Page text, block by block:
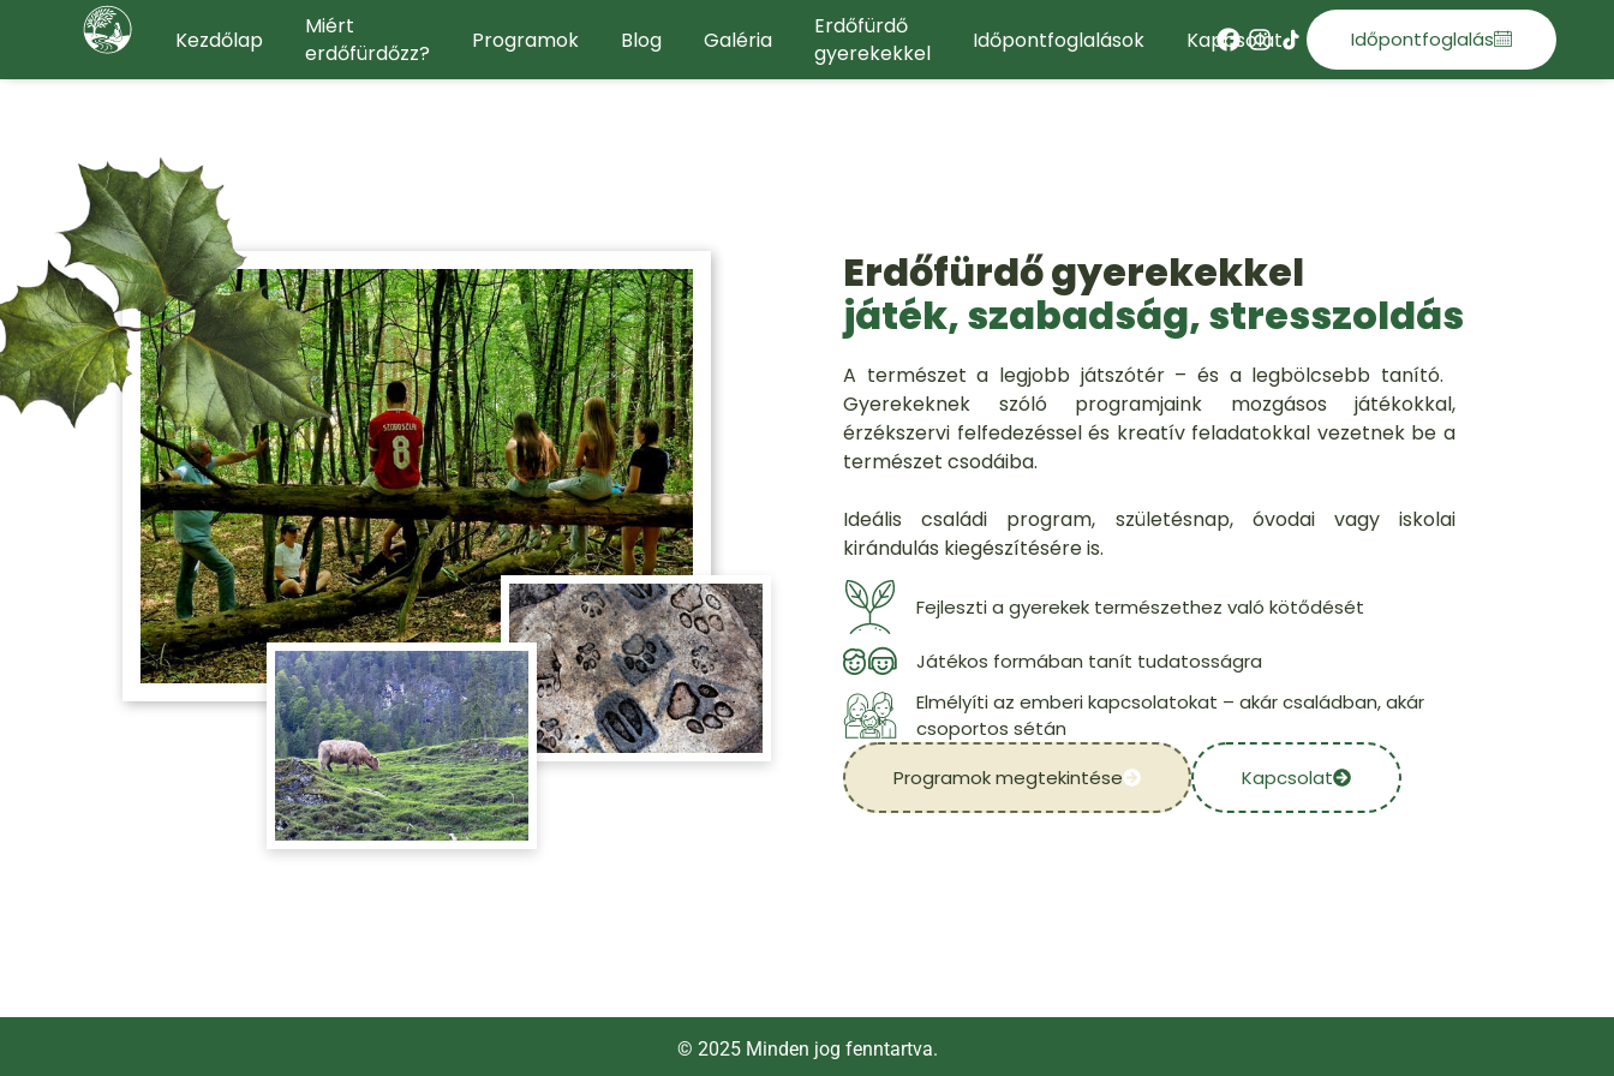
Kezdőlap
Miért
erdőfürdőzz?
Programok Blog Galéria
Erdőfürdő
gyerekekkel
Időpontfoglalások Kapcsolat Időpontfoglalás
Erdőfürdő gyerekekkel
játék, szabadság, stresszoldás
A természet a legjobb játszótér – és a legbölcsebb tanító.
Gyerekeknek szóló programjaink mozgásos játékokkal,
érzékszervi felfedezéssel és kreatív feladatokkal vezetnek be a
természet csodáiba.
Ideális családi program, születésnap, óvodai vagy iskolai
kirándulás kiegészítésére is.
Fejleszti a gyerekek természethez való kötődését
Játékos formában tanít tudatosságra
Elmélyíti az emberi kapcsolatokat – akár családban, akár
csoportos sétán
Programok megtekintése
Kapcsolat
© 2025 Minden jog fenntartva.